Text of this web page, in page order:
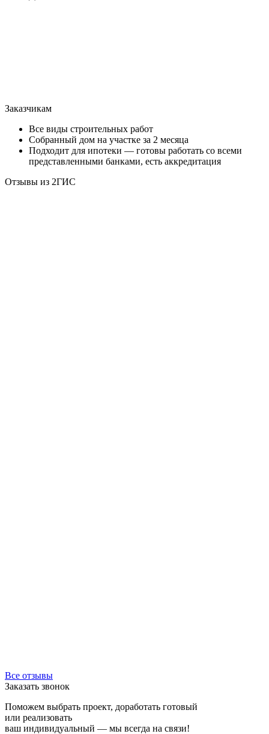
Заказчикам
Все виды строительных работ
Собранный дом на участке за 2 месяца
Подходит для ипотеки — готовы работать со всеми
представленными банками, есть аккредитация
Отзывы из 2ГИС
Все отзывы
Заказать звонок
Поможем выбрать проект, доработать готовый
или реализовать
ваш индивидуальный — мы всегда на связи!